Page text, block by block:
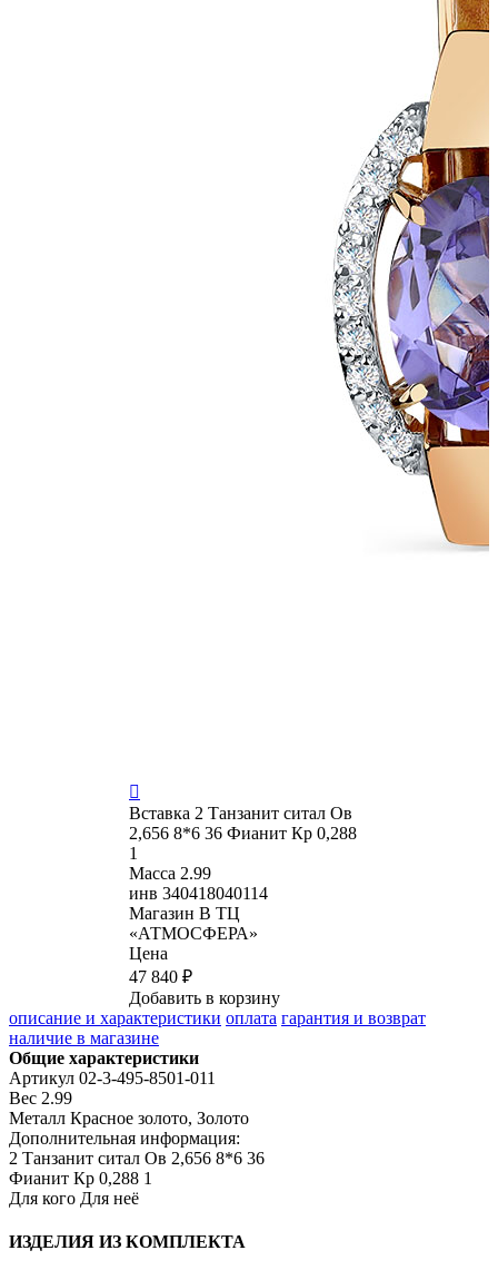

Вставка 2 Танзанит ситал Ов
2,656 8*6 36 Фианит Кр 0,288
1
Масса 2.99
инв 340418040114
Магазин В ТЦ
«АТМОСФЕРА»
Цена
47 840 ₽
Добавить в корзину
описание и характеристики оплата гарантия и возврат
наличие в магазине
Общие характеристики
Артикул 02-3-495-8501-011
Вес 2.99
Металл Красное золото, Золото
Дополнительная информация:
2 Танзанит ситал Ов 2,656 8*6 36
Фианит Кр 0,288 1
Для кого Для неё
ИЗДЕЛИЯ ИЗ КОМПЛЕКТА